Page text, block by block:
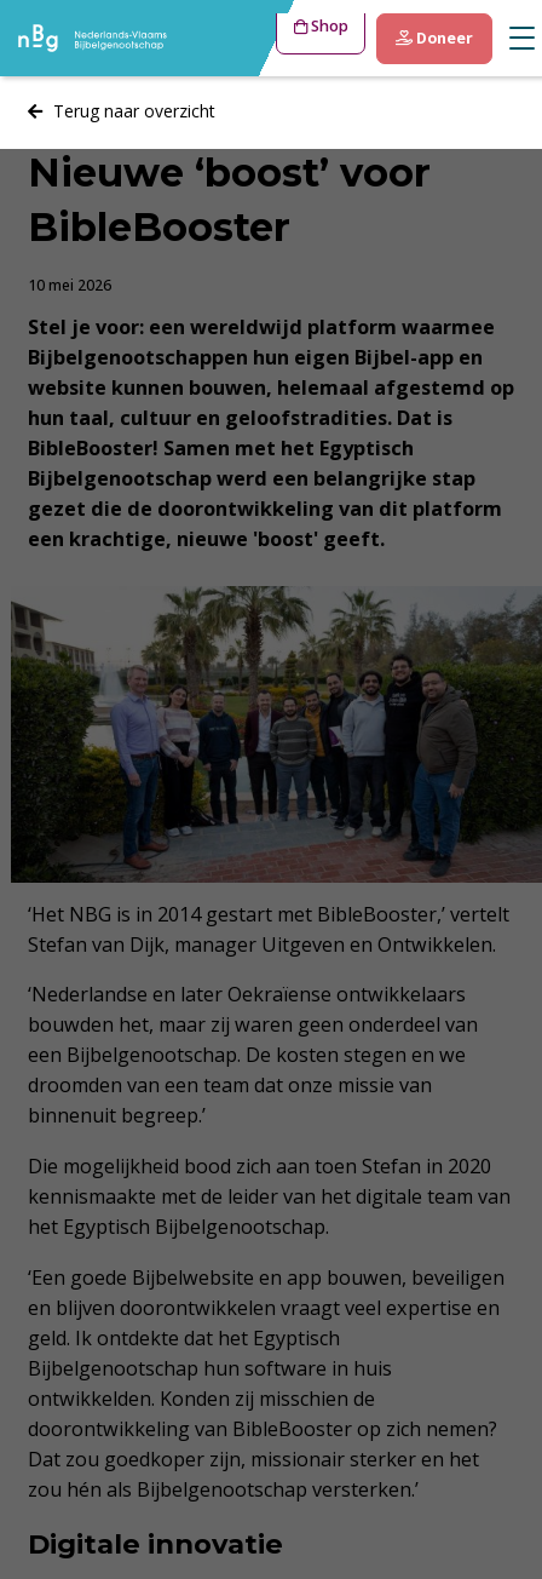
Shop
Doneer
Terug naar overzicht
Nieuwe ‘boost’ voor
BibleBooster
10 mei 2026
Stel je voor: een wereldwijd platform waarmee
Bijbelgenootschappen hun eigen Bijbel-app en
website kunnen bouwen, helemaal afgestemd op
hun taal, cultuur en geloofstradities. Dat is
BibleBooster! Samen met het Egyptisch
Bijbelgenootschap werd een belangrijke stap
gezet die de doorontwikkeling van dit platform
een krachtige, nieuwe 'boost' geeft.
‘Het NBG is in 2014 gestart met BibleBooster,’ vertelt
Stefan van Dijk, manager Uitgeven en Ontwikkelen.
‘Nederlandse en later Oekraïense ontwikkelaars
bouwden het, maar zij waren geen onderdeel van
een Bijbelgenootschap. De kosten stegen en we
droomden van een team dat onze missie van
binnenuit begreep.’
Die mogelijkheid bood zich aan toen Stefan in 2020
kennismaakte met de leider van het digitale team van
het Egyptisch Bijbelgenootschap.
‘Een goede Bijbelwebsite en app bouwen, beveiligen
en blijven doorontwikkelen vraagt veel expertise en
geld. Ik ontdekte dat het Egyptisch
Bijbelgenootschap hun software in huis
ontwikkelden. Konden zij misschien de
doorontwikkeling van BibleBooster op zich nemen?
Dat zou goedkoper zijn, missionair sterker en het
zou hén als Bijbelgenootschap versterken.’
Digitale innovatie